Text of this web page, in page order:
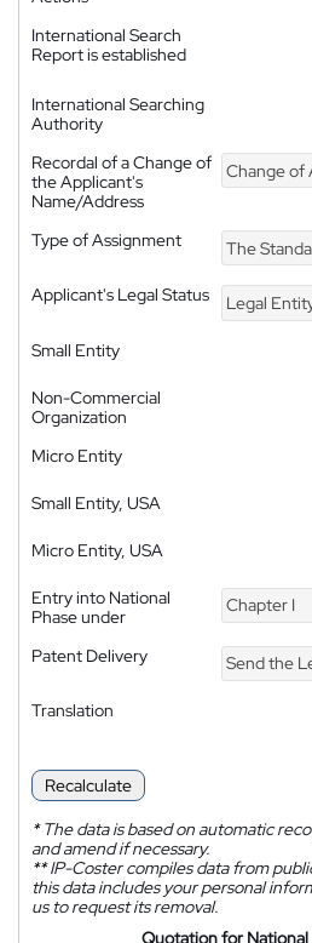
International Search
Report is established
International Searching
Authority
Recordal of a Change of
the Applicant's
Name/Address
Change of
Type of Assignment The
Applicant's Legal Status
Legal
Small Entity
Non-Commercial
Organization
Micro Entity
Small Entity, USA
Micro Entity, USA
Entry into National
Phase under
Chapter I
Patent Delivery Send the
Translation
Recalculate
*The data is based on automatic
and amend if necessary.
**IP-Coster compiles data from
this data includes your personal
us to request its removal.
Quotation for National